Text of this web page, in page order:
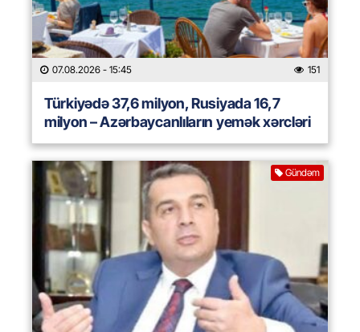
07.08.2026 - 15:45 151
Türkiyədə 37,6 milyon, Rusiyada 16,7
milyon – Azərbaycanlıların yemək xərcləri
Gündəm